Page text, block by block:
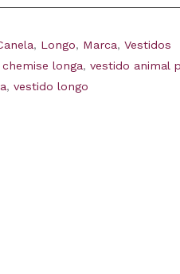
, Longo, Marca, Vestidos
chemise longa, vestido animal
, vestido longo